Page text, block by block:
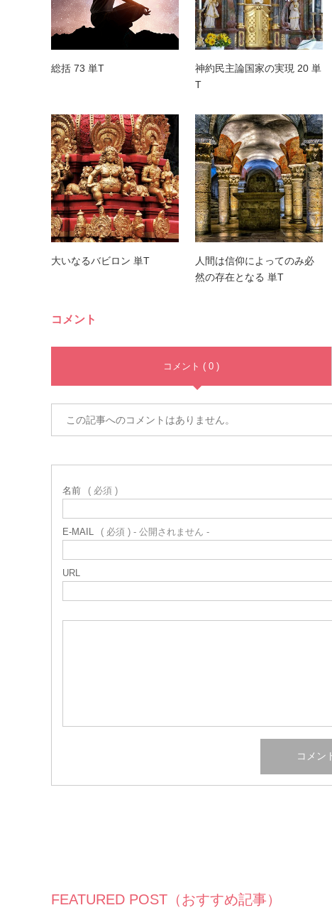
総括 73 単T
神約民主論国家の実現 20 単
T
大いなるバビロン 単T
人間は信仰によってのみ必
然の存在となる 単T
コメント
コメント ( 0 )
この記事へのコメントはありません。
名前 ( 必須 )
E-MAIL ( 必須 ) - 公開されません -
URL
FEATURED POST（おすすめ記事）